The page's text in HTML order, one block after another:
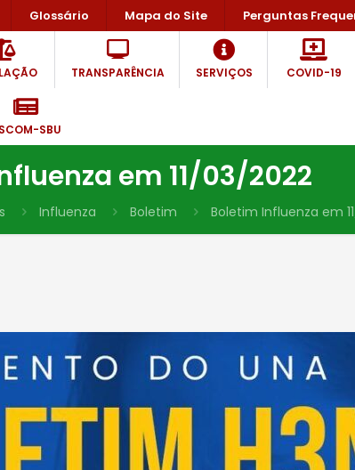
Glossário Mapa do Site Perguntas
TRANSPARÊNCIA SERVIÇOS COVID-19
SBU
em 11/03/2022
Influenza Boletim Boletim Influenza em